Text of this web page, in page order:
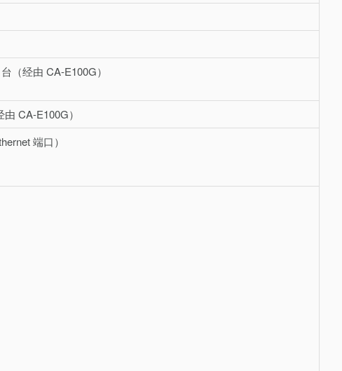
（经由 CA-E100G）
CA-E100G）
端口）